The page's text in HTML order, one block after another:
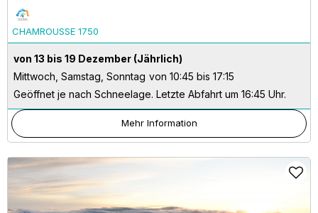
CHAMROUSSE 1750
von 13 bis 19 Dezember (Jährlich)
Mittwoch, Samstag, Sonntag von 10:45 bis 17:15
Geöffnet je nach Schneelage. Letzte Abfahrt um 16:45 Uhr.
Mehr Information